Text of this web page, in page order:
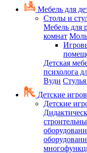
Мебель для
Столы и
Мебель для
комнат
Детская
психолога
Вуди
Детские
Детские